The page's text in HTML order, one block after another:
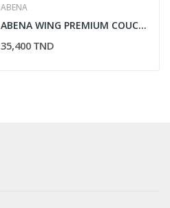
ABENA
ABENA WING PREMIUM COUCHE ADULTE LARGE L2 15...
35,400 TND